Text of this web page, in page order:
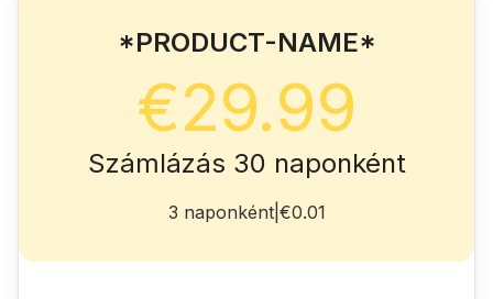
*PRODUCT-NAME*
€29.99
Számlázás 30 naponként
3 naponként| €0.01